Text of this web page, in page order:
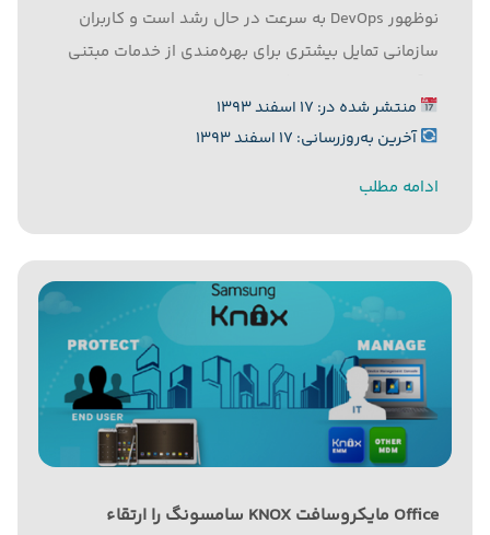
نوظهور DevOps به سرعت در حال رشد است و کاربران
سازمانی تمایل بیشتری برای بهره‌مندی از خدمات مبتنی
مرکز تحقیقاتی گارتنر در تازه‌ترین گزارش خود اعلام کرد...
منتشر شده در: ۱۷ اسفند ۱۳۹۳
آخرین به‌روزرسانی: ۱۷ اسفند ۱۳۹۳
ادامه مطلب
Office مایکروسافت KNOX سامسونگ را ارتقاء